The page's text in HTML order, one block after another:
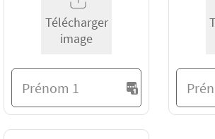
Télécharger
image